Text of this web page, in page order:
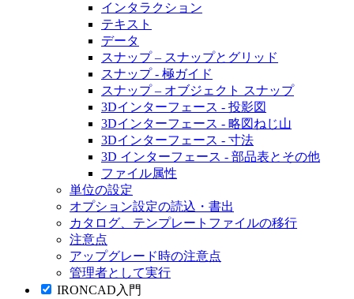
インタラクション
テキスト
データ
スナップ – スナップとグリッド
スナップ - 極ガイド
スナップ – オブジェクト スナップ
3Dインターフェース - 投影図
3Dインターフェース - 略図ねじ山
3Dインターフェース - 寸法
3D インターフェース - 部品表とその他
ファイル属性
単位の設定
オプション設定の読込・書出
カタログ、テンプレートファイルの移行
注意点
アップグレード時の注意点
管理者として実行
IRONCAD入門